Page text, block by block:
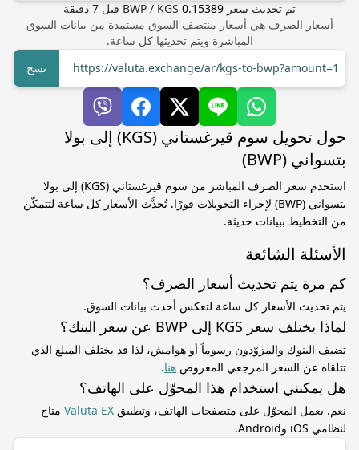
تم تحديث سعر BWP / KGS 0.15389 قبل 7 دقيقة
أسعار الصرف هي أسعار منتصف السوق مستمدة من بيانات السوق
المباشرة ويتم تحديثها كل ساعة.
https://valuta.exchange/ar/kgs-to-bwp?amount=1
نسخ
حول تحويل سوم قيرغستاني (KGS) إلى بولا
بتسواني (BWP)
استخدم سعر الصرف المباشر من سوم قيرغستاني (KGS) إلى بولا
بتسواني (BWP) لإجراء التحويلات فورًا. تُحدَّث الأسعار كل ساعة لتتمكّن
من التخطيط ببيانات حديثة.
الأسئلة الشائعة
كم مرة يتم تحديث أسعار الصرف؟
يتم تحديث الأسعار كل ساعة لتعكس أحدث بيانات السوق.
لماذا يختلف سعر KGS إلى BWP عن سعر البنك؟
تضيف البنوك والمزوّدون رسوماً أو هوامش، لذا قد يختلف المبلغ الذي
تتلقاه عن السعر المرجعي المعروض هنا.
هل يمكنني استخدام هذا المحوّل على الهاتف؟
نعم. يعمل المحوّل على متصفحات الهاتف، وتطبيق Valuta EX متاح
لنظامي iOS وAndroid.